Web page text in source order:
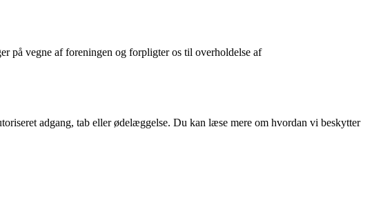
på vegne af foreningen og forpligter os til overholdelse af
adgang, tab eller ødelæggelse. Du kan læse mere om hvordan vi beskytter